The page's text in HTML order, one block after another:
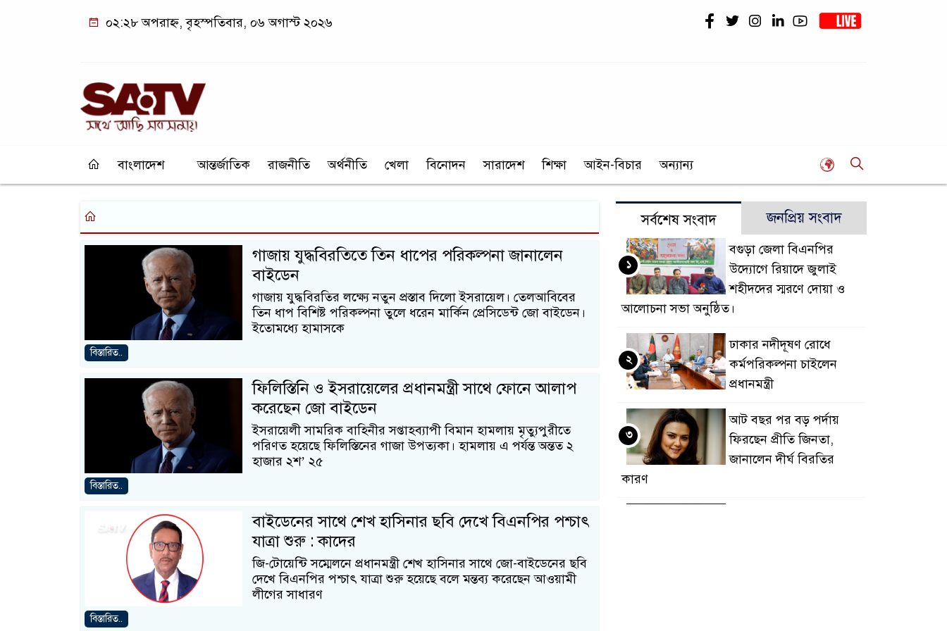
০২:২৮ অপরাহ্ন, বৃহস্পতিবার, ০৬ অগাস্ট ২০২৬
বাংলাদেশ আন্তর্জাতিক রাজনীতি অর্থনীতি খেলা বিনোদন সারাদেশ শিক্ষা আইন-বিচার অন্যান্য
গাজায় যুদ্ধবিরতিতে তিন ধাপের পরিকল্পনা জানালেন
বাইডেন
গাজায় যুদ্ধবিরতির লক্ষ্যে নতুন প্রস্তাব দিলো ইসরায়েল। তেলআবিবের
তিন ধাপ বিশিষ্ট পরিকল্পনা তুলে ধরেন মার্কিন প্রেসিডেন্ট জো বাইডেন।
ইতোমধ্যে হামাসকে
বিস্তারিত..
ফিলিস্তিনি ও ইসরায়েলের প্রধানমন্ত্রী সাথে ফোনে আলাপ
করেছেন জো বাইডেন
ইসরায়েলী সামরিক বাহিনীর সপ্তাহব্যাপী বিমান হামলায় মৃত্যুপুরীতে
পরিণত হয়েছে ফিলিস্তিনের গাজা উপত্যকা। হামলায় এ পর্যন্ত অন্তত ২
হাজার ২শ’ ২৫
বিস্তারিত..
বাইডেনের সাথে শেখ হাসিনার ছবি দেখে বিএনপির পশ্চাৎ
যাত্রা শুরু : কাদের
জি-টোয়েন্টি সম্মেলনে প্রধানমন্ত্রী শেখ হাসিনার সাথে জো-বাইডেনের ছবি
দেখে বিএনপির পশ্চাৎ যাত্রা শুরু হয়েছে বলে মন্তব্য করেছেন আওয়ামী
লীগের সাধারণ
বিস্তারিত..
সর্বশেষ সংবাদ জনপ্রিয় সংবাদ
বগুড়া জেলা বিএনপির
উদ্যোগে রিয়াদে জুলাই
শহীদদের স্মরণে দোয়া ও
আলোচনা সভা অনুষ্ঠিত।
১
ঢাকার নদীদূষণ রোধে
কর্মপরিকল্পনা চাইলেন
প্রধানমন্ত্রী
২
আট বছর পর বড় পর্দায়
ফিরছেন প্রীতি জিনতা,
জানালেন দীর্ঘ বিরতির
কারণ
৩